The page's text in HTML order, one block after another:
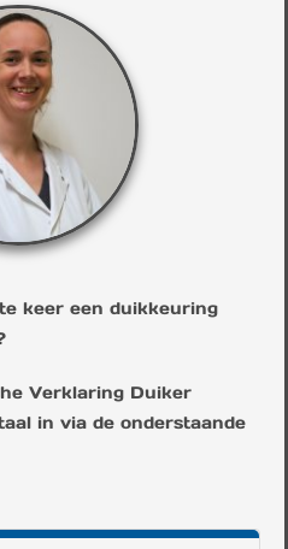
keer een duikkeuring
Verklaring Duiker
in via de onderstaande